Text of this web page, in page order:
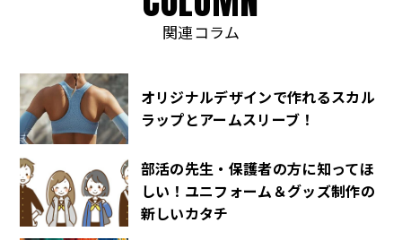
関連コラム
オリジナルデザインで作れるスカル
ラップとアームスリーブ！
部活の先生・保護者の方に知ってほ
しい！ユニフォーム＆グッズ制作の
新しいカタチ